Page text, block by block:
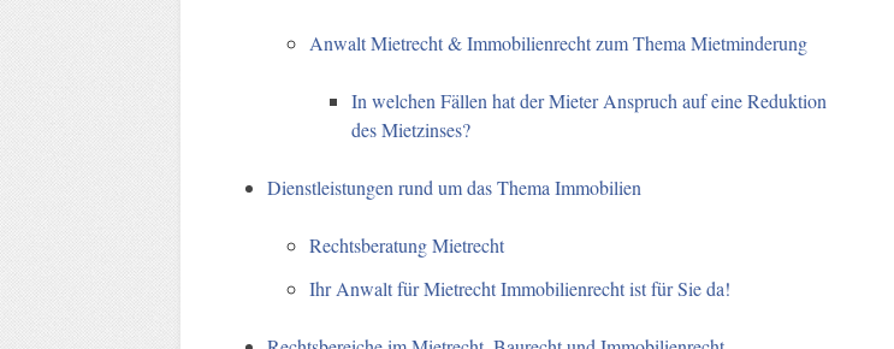
Anwalt Mietrecht & Immobilienrecht zum Thema Mietminderung
In welchen Fällen hat der Mieter Anspruch auf eine Reduktion
des Mietzinses?
Dienstleistungen rund um das Thema Immobilien
Rechtsberatung Mietrecht
Ihr Anwalt für Mietrecht Immobilienrecht ist für Sie da!